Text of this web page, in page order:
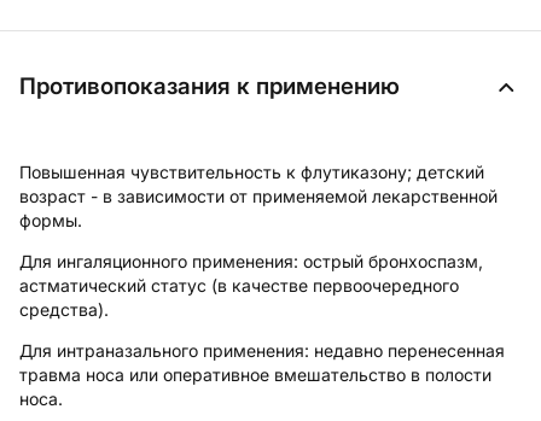
Противопоказания к применению
Повышенная чувствительность к флутиказону; детский
возраст - в зависимости от применяемой лекарственной
формы.
Для ингаляционного применения: острый бронхоспазм,
астматический статус (в качестве первоочередного
средства).
Для интраназального применения: недавно перенесенная
травма носа или оперативное вмешательство в полости
носа.